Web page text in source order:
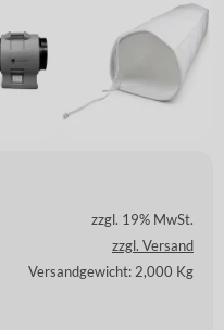
zzgl. 19% MwSt.
zzgl. Versand
Versandgewicht: 2,000 Kg